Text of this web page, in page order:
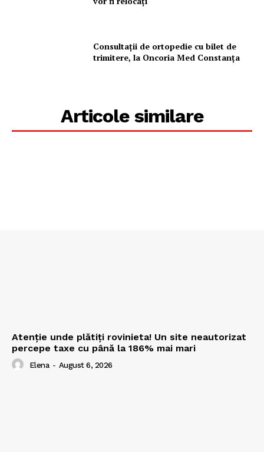
Consultații de ortopedie cu bilet de
trimitere, la Oncoria Med Constanța
Articole similare
Atenție unde plătiți rovinieta! Un site neautorizat
percepe taxe cu până la 186% mai mari
Elena - August 6, 2026